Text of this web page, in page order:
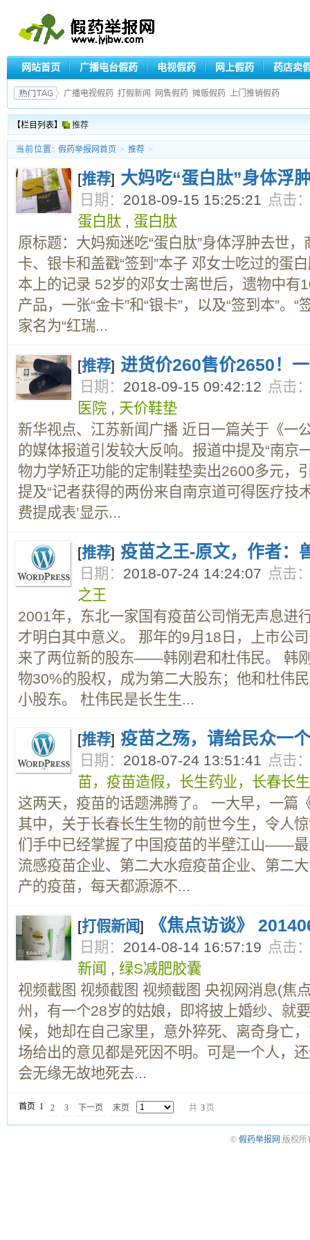
网站首页 广播电台假药 电视假药 网上假药 药店卖
广播电视假药 打假新闻 网售假药 摊贩假药 上门推销假药
【栏目列表】 推荐
当前位置: 假药举报网首页 > 推荐 >
[推荐] 大妈吃“蛋白肽”身体浮
日期： 2018-09-15 15:25:21 点击
蛋白肽 , 蛋白肽
原标题：大妈痴迷吃“蛋白肽”身体浮肿去世
卡、银卡和盖戳“签到”本子 邓女士吃过的蛋
本上的记录 52岁的邓女士离世后，遗物中有
产品，一张“金卡”和“银卡”，以及“签到本”。
家名为“红瑞...
[推荐] 进货价260售价2650！
日期： 2018-09-15 09:42:12 点击
医院 , 天价鞋垫
新华视点、江苏新闻广播 近日一篇关于《一
的媒体报道引发较大反响。报道中提及“南京
物力学矫正功能的定制鞋垫卖出2600多元，
提及“记者获得的两份来自南京道可得医疗技
费提成表’显示...
[推荐] 疫苗之王-原文，作者：
日期： 2018-07-24 14:24:07 点击
之王
2001年，东北一家国有疫苗公司悄无声息进
才明白其中意义。 那年的9月18日，上市公
来了两位新的股东——韩刚君和杜伟民。 韩
物30%的股权，成为第二大股东；他和杜伟
小股东。 杜伟民是长生生...
[推荐] 疫苗之殇，请给民众一
日期： 2018-07-24 13:51:41 点击
苗，疫苗造假，长生药业，长春长
这两天，疫苗的话题沸腾了。 一大早，一篇
其中，关于长春长生生物的前世今生，令人
们手中已经掌握了中国疫苗的半壁江山——
流感疫苗企业、第二大水痘疫苗企业、第二
产的疫苗，每天都源源不...
[打假新闻] 《焦点访谈》
日期： 2014-08-14 16:57:19 点击
新闻 , 绿S减肥胶囊
视频截图 视频截图 视频截图 央视网消息(焦
州，有一个28岁的姑娘，即将披上婚纱、就
候，她却在自己家里，意外猝死、离奇身亡
场给出的意见都是死因不明。可是一个人，
会无缘无故地死去...
首页 1 2 3 下一页 末页 共 3 页
© 假药举报网 .版权